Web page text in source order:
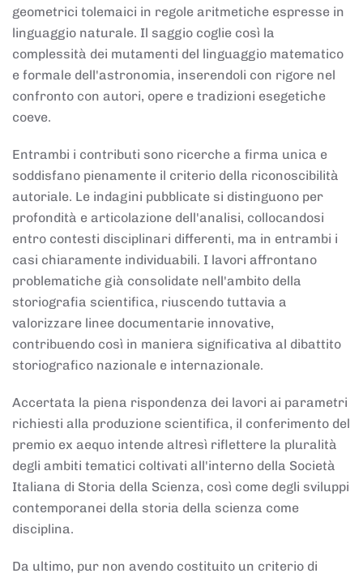
geometrici tolemaici in regole aritmetiche espresse in
linguaggio naturale. Il saggio coglie così la
complessità dei mutamenti del linguaggio matematico
e formale dell'astronomia, inserendoli con rigore nel
confronto con autori, opere e tradizioni esegetiche
coeve.
Entrambi i contributi sono ricerche a firma unica e
soddisfano pienamente il criterio della riconoscibilità
autoriale. Le indagini pubblicate si distinguono per
profondità e articolazione dell'analisi, collocandosi
entro contesti disciplinari differenti, ma in entrambi i
casi chiaramente individuabili. I lavori affrontano
problematiche già consolidate nell'ambito della
storiografia scientifica, riuscendo tuttavia a
valorizzare linee documentarie innovative,
contribuendo così in maniera significativa al dibattito
storiografico nazionale e internazionale.
Accertata la piena rispondenza dei lavori ai parametri
richiesti alla produzione scientifica, il conferimento del
premio ex aequo intende altresì riflettere la pluralità
degli ambiti tematici coltivati all'interno della Società
Italiana di Storia della Scienza, così come degli sviluppi
contemporanei della storia della scienza come
disciplina.
Da ultimo, pur non avendo costituito un criterio di